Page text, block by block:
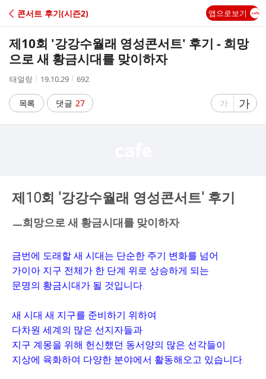
C
A
콘서트 후기(시즌2) 앱으로보기
제10회 '강강수월래 영성콘서트' 후기 - 희망
으로 새 황금시대를 맞이하자
작
자
태얼랑
작
시
간
19.10.29
조
수
692
목록 댓글 27
글
게
가
글
자
가
제10회 '강강수월래 영성콘서트' 후기
ㅡ희망으로 새 황금시대를 맞이하자
금번에 도래할 새 시대는 단순한 주기 변화를 넘어
가이아 지구 전체가 한 단계 위로 상승하게 되는
문명의 황금시대가 될 것입니다.
새 시대 새 지구를 준비하기 위하여
다차원 세계의 많은 선지자들과
지구 계몽을 위해 헌신했던 동서양의 많은 선각들이
지상에 육화하여 다양한 분야에서 활동해오고 있습니다.